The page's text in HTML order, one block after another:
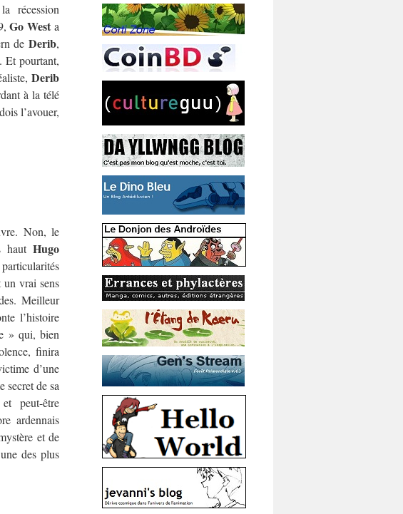
récession
Go West a
de Derib,
Et pourtant,
Derib
à la télé
l’avouer,
Non, le
haut Hugo
vrai sens
Meilleur
l’histoire
» qui, bien
finira
d’une
secret de sa
peut-être
ardennais
et de
des plus